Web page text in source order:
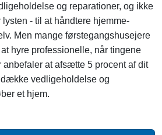
og reparationer, og ikke
- til at håndtere hjemme-
Men mange førstegangshusejere
hyre professionelle, når tingene
anbefaler at afsætte 5 procent af dit
vedligeholdelse og
et hjem.